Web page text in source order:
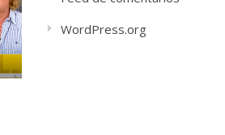
WordPress.org